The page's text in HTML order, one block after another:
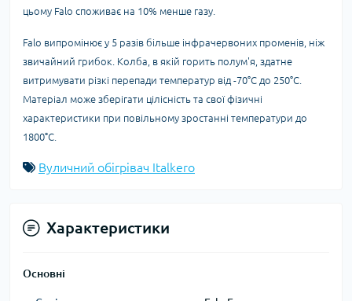
цьому Falo споживає на 10% менше газу.
Falo випромінює у 5 разів більше інфрачервоних променів, ніж
звичайний грибок. Колба, в якій горить полум'я, здатне
витримувати різкі перепади температур від -70°С до 250°С.
Матеріал може зберігати цілісність та свої фізичні
характеристики при повільному зростанні температури до
1800°С.
Вуличний обігрівач Italkero
Характеристики
Основні